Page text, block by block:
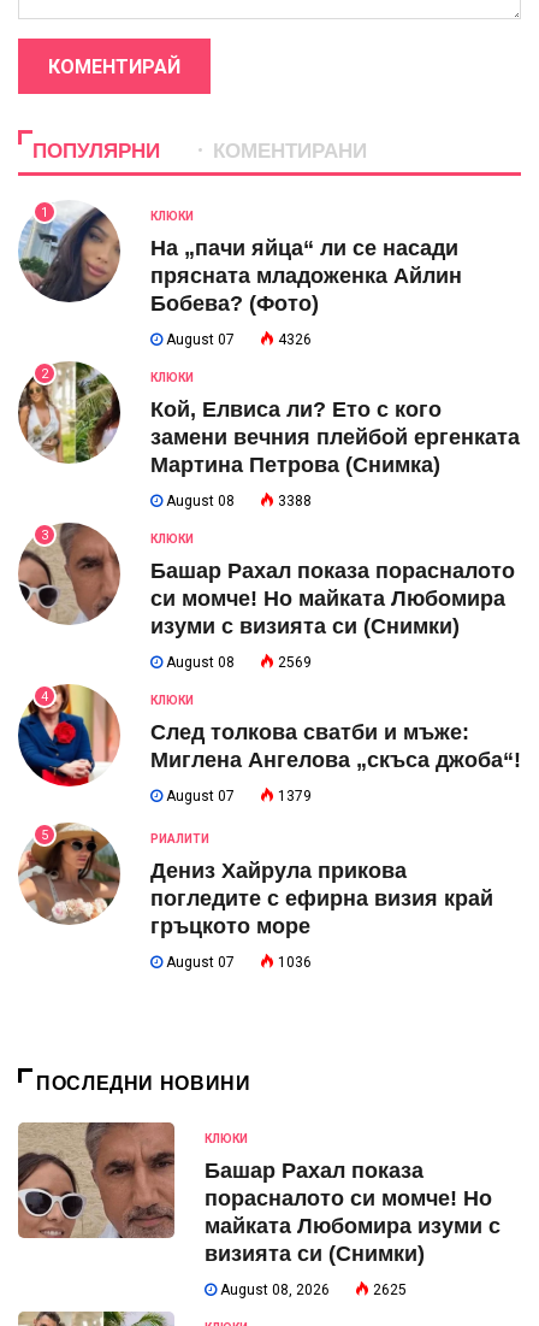
КОМЕНТИРАЙ
ПОПУЛЯРНИ КОМЕНТИРАНИ
1 КЛЮКИ
На „пачи яйца“ ли се насади
прясната младоженка Айлин
Бобева? (Фото)
August 07 4326
2 КЛЮКИ
Кой, Елвиса ли? Ето с кого
замени вечния плейбой ергенката
Мартина Петрова (Снимка)
August 08 3388
3 КЛЮКИ
Башар Рахал показа порасналото
си момче! Но майката Любомира
изуми с визията си (Снимки)
August 08 2569
4 КЛЮКИ
След толкова сватби и мъже:
Миглена Ангелова „скъса джоба“!
August 07 1379
5 РИАЛИТИ
Дениз Хайрула прикова
погледите с ефирна визия край
гръцкото море
August 07 1036
ПОСЛЕДНИ НОВИНИ
КЛЮКИ
Башар Рахал показа
порасналото си момче! Но
майката Любомира изуми с
визията си (Снимки)
August 08, 2026 2625